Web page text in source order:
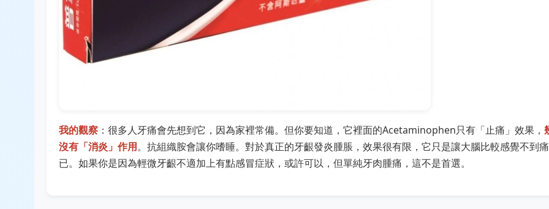
我的觀察 ：很多人牙痛會先想到它，因為家裡常備。但你要知道，它裡面的Acetaminophen只有「止痛」效果，
沒有「消炎」作用。抗組織胺會讓你嗜睡。對於真正的牙齦發炎腫脹，效果很有限，它只是讓大腦比較感覺不到
已。如果你是因為輕微牙齦不適加上有點感冒症狀，或許可以，但單純牙肉腫痛，這不是首選。